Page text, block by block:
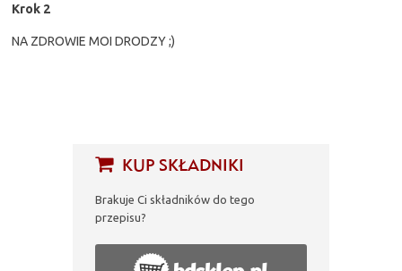
KUP SKŁADNIKI
Brakuje Ci składników do tego
przepisu?
Krok 2
NA ZDROWIE MOI DRODZY ;)